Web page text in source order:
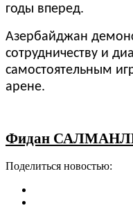
годы вперед.
Азербайджан
сотрудничеству и
самостоятельным
арене.
Фидан
Поделиться новостью: